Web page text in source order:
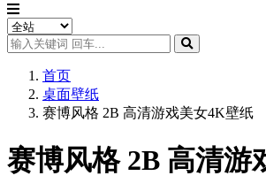
首页
桌面壁纸
赛博风格 2B 高清游戏美女4K壁纸
赛博风格 2B 高清游